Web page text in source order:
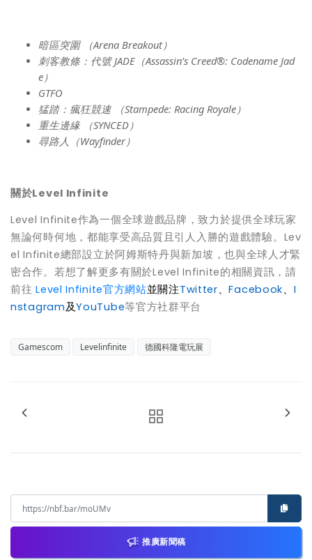
暗區突圍（Arena Breakout）
刺客教條：代號JADE （Assassin’s Creed®: Codename Jad
e）
GTFO
猛踏：瘋狂競速
（Stampede: Racing Royale）
重生邊緣
（SYNCED）
尋路人（Wayfinder）
關於Level Infinite
Level Infinite作為一個全球遊戲品牌，致力於提供全球玩家
無論何時何地，都能享受高品質且引人入勝的遊戲體驗。 Lev
el Infinite總部設立於阿姆斯特丹與新加坡，也與全球人才緊
密合作。 若想了解更多有關於Level Infinite的相關資訊，請
前往 Level Infinite官方網站並關注Twitter、Facebook、 I
nstagram及YouTube等官方社群平台
Gamescom Levelinfinite 德國科隆電玩展
推廣新聞稿